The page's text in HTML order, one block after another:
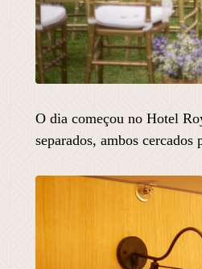
O dia começou no Hotel
separados, ambos cercados